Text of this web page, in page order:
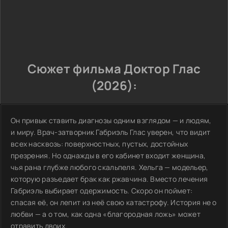
Сюжет фильма Доктор Глас
(2026):
Он привык ставить диагнозы одним взглядом — и людям,
и миру. Врач-затворник Габриэль Глас уверен, что видит
всех насквозь: поверхностных, пустых, достойных
презрения. Но однажды в его кабинет входит женщина,
чья рана глубже любого скальпеля. Хельга — модельер,
которую разъедает брак как ржавчина. Вместо лечения
Габриэль выбирает одержимость. Скоро он поймет:
спасая её, он лепит из неё свою катастрофу. История не о
любви — а о том, как одна «благородная ложь» может
отравить двоих.